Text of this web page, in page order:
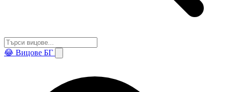
😂 Вицове БГ